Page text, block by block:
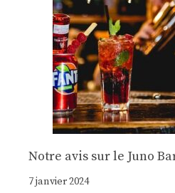
Notre avis sur le Juno
7 janvier 2024